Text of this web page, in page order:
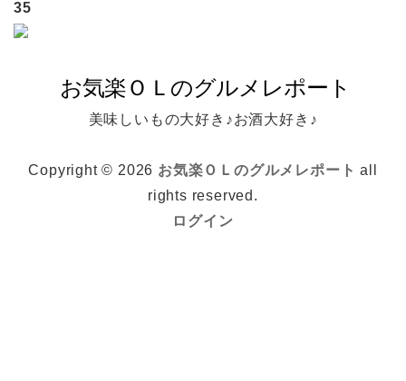
35
美味しいもの大好き♪お酒大好き♪
Copyright © 2026 お気楽ＯＬのグルメレポート all
rights reserved.
ログイン